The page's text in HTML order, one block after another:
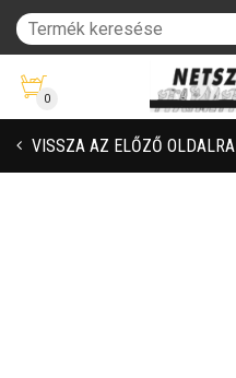
0
VISSZA AZ ELŐZŐ OLDALRA